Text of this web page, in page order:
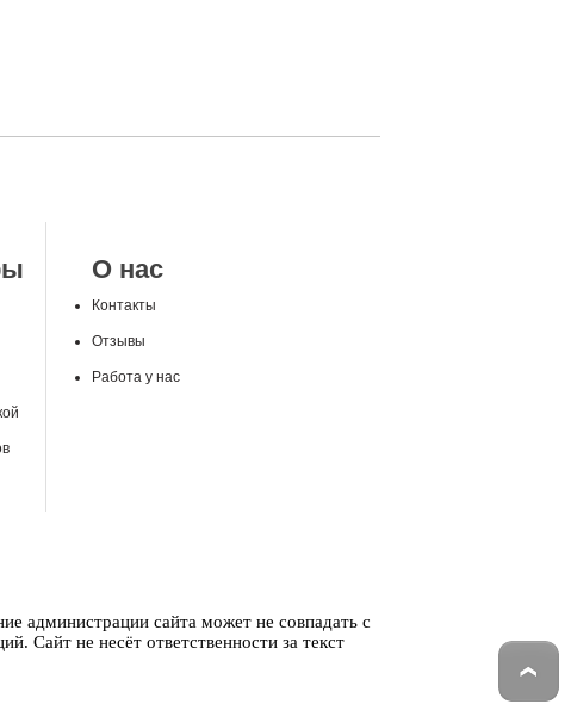
О нас
Контакты
Отзывы
Работа у нас
администрации сайта может не совпадать с
Сайт не несёт ответственности за текст